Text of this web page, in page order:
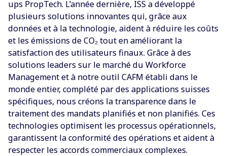
ups PropTech. L’année dernière, ISS a développé
plusieurs solutions innovantes qui, grâce aux
données et à la technologie, aident à réduire les coûts
et les émissions de CO₂ tout en améliorant la
satisfaction des utilisateurs finaux. Grâce à des
solutions leaders sur le marché du Workforce
Management et à notre outil CAFM établi dans le
monde entier, complété par des applications suisses
spécifiques, nous créons la transparence dans le
traitement des mandats planifiés et non planifiés. Ces
technologies optimisent les processus opérationnels,
garantissent la conformité des opérations et aident à
respecter les accords commerciaux complexes.